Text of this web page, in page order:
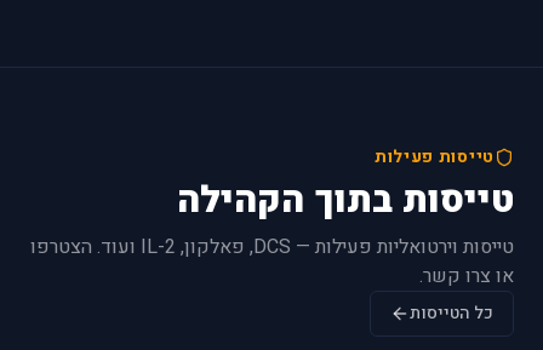
טייסות פעילות
טייסות בתוך הקהילה
טייסות וירטואליות פעילות — DCS, פאלקון, IL-2 ועוד. הצטרפו
או צרו קשר.
כל הטייסות